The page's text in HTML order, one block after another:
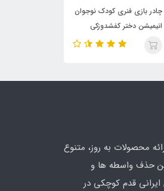
چادر بازی فنری کودک نوجوان
انیمیشن دختر کفشدوزکی
دومنظوره دیجی چادر
محصولات به روز، متنوع
حذف واسطه ها و
ایرانی قدم کوچکی در